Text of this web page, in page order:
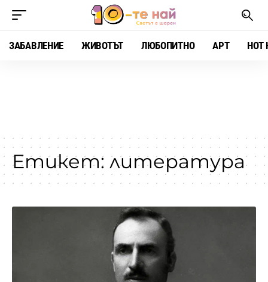
ЗАБАВЛЕНИЕ ЖИВОТЪТ ЛЮБОПИТНО АРТ HOT
Етикет: литература